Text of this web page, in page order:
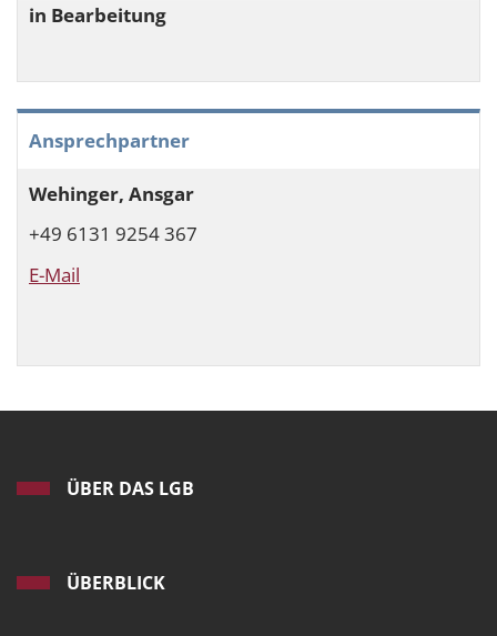
in Bearbeitung
Ansprechpartner
Wehinger, Ansgar
+49 6131 9254 367
E-Mail
ÜBER DAS LGB
ÜBERBLICK